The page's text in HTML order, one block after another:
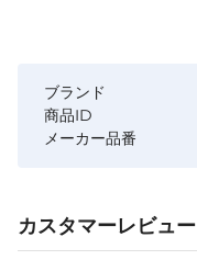
ブランド
商品ID
メーカー品番
カスタマーレビュー